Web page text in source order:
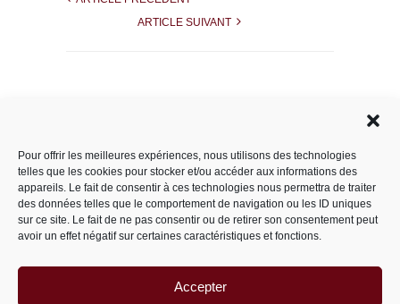
Pour offrir les meilleures expériences, nous utilisons des technologies
telles que les cookies pour stocker et/ou accéder aux informations des
appareils. Le fait de consentir à ces technologies nous permettra de traiter
des données telles que le comportement de navigation ou les ID uniques
sur ce site. Le fait de ne pas consentir ou de retirer son consentement peut
avoir un effet négatif sur certaines caractéristiques et fonctions.
Accepter
ARTICLE SUIVANT
Catégories